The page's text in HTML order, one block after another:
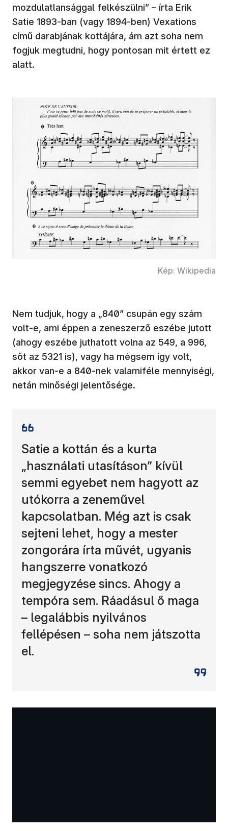
mozdulatlansággal felkészülni” – írta Erik
Satie 1893-ban (vagy 1894-ben) Vexations
című darabjának kottájára, ám azt soha nem
fogjuk megtudni, hogy pontosan mit értett ez
alatt.
Kép: Wikipedia
Nem tudjuk, hogy a „840” csupán egy szám
volt-e, ami éppen a zeneszerző eszébe jutott
(ahogy eszébe juthatott volna az 549, a 996,
sőt az 5321 is), vagy ha mégsem így volt,
akkor van-e a 840-nek valamiféle mennyiségi,
netán minőségi jelentősége.
Satie a kottán és a kurta
„használati utasításon” kívül
semmi egyebet nem hagyott az
utókorra a zeneművel
kapcsolatban. Még azt is csak
sejteni lehet, hogy a mester
zongorára írta művét, ugyanis
hangszerre vonatkozó
megjegyzése sincs. Ahogy a
tempóra sem. Ráadásul ő maga
– legalábbis nyilvános
fellépésen – soha nem játszotta
el.